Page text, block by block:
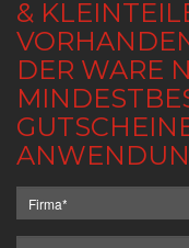
&
DER WARE